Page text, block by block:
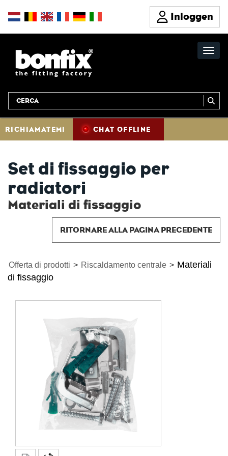
Inloggen
RICHIAMATEMI CHAT OFFLINE
Set di fissaggio per
radiatori
Materiali di fissaggio
RITORNARE ALLA PAGINA PRECEDENTE
Offerta di prodotti > Riscaldamento centrale > Materiali
di fissaggio